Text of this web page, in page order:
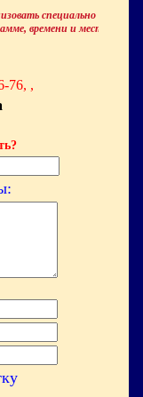
специально
времени и месту
76, ,